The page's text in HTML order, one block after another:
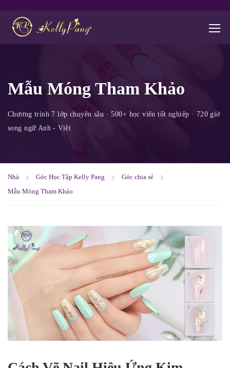
Mẫu Móng Tham Khảo
Nhà Góc Học Tập Kelly Pang
Góc chia sẻ
Mẫu Móng Tham Khảo